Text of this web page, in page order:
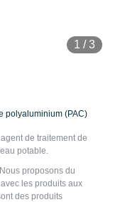
1 /3
polyaluminium (PAC)
de traitement de
potable.
proposons du
les produits aux
des produits